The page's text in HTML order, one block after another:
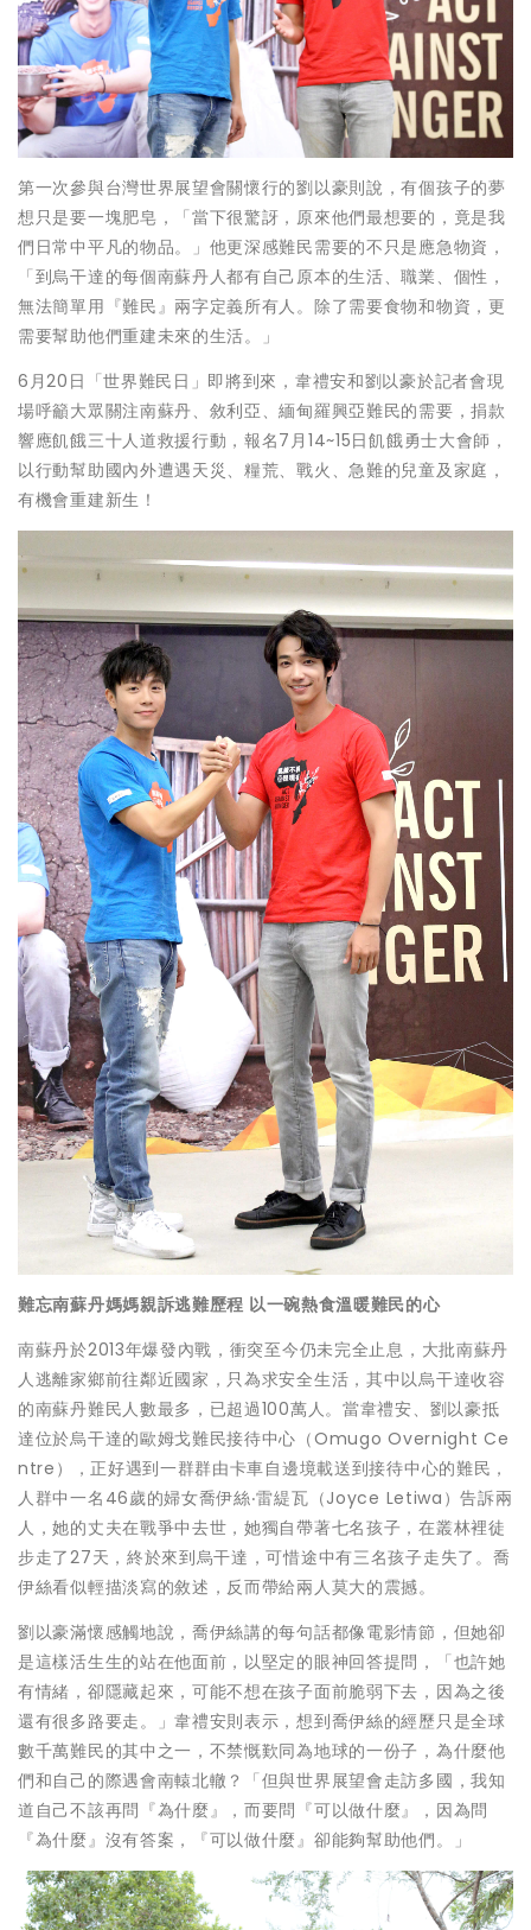
第一次參與台灣世界展望會關懷行的劉以豪則說，有個孩子的夢
想只是要一塊肥皂，「當下很驚訝，原來他們最想要的，竟是我
們日常中平凡的物品。」他更深感難民需要的不只是應急物資，
「到烏干達的每個南蘇丹人都有自己原本的生活、職業、個性，
無法簡單用『難民』兩字定義所有人。除了需要食物和物資，更
需要幫助他們重建未來的生活。」
6月20日「世界難民日」即將到來，韋禮安和劉以豪於記者會現
場呼籲大眾關注南蘇丹、敘利亞、緬甸羅興亞難民的需要，捐款
響應飢餓三十人道救援行動，報名7月14~15日飢餓勇士大會師，
以行動幫助國內外遭遇天災、糧荒、戰火、急難的兒童及家庭，
有機會重建新生！
難忘南蘇丹媽媽親訴逃難歷程 以一碗熱食溫暖難民的心
南蘇丹於2013年爆發內戰，衝突至今仍未完全止息，大批南蘇丹
人逃離家鄉前往鄰近國家，只為求安全生活，其中以烏干達收容
的南蘇丹難民人數最多，已超過100萬人。當韋禮安、劉以豪抵
達位於烏干達的歐姆戈難民接待中心（Omugo Overnight Ce
ntre），正好遇到一群群由卡車自邊境載送到接待中心的難民，
人群中一名46歲的婦女喬伊絲‧雷緹瓦（Joyce Letiwa）告訴兩
人，她的丈夫在戰爭中去世，她獨自帶著七名孩子，在叢林裡徒
步走了27天，終於來到烏干達，可惜途中有三名孩子走失了。喬
伊絲看似輕描淡寫的敘述，反而帶給兩人莫大的震撼。
劉以豪滿懷感觸地說，喬伊絲講的每句話都像電影情節，但她卻
是這樣活生生的站在他面前，以堅定的眼神回答提問，「也許她
有情緒，卻隱藏起來，可能不想在孩子面前脆弱下去，因為之後
還有很多路要走。」韋禮安則表示，想到喬伊絲的經歷只是全球
數千萬難民的其中之一，不禁慨歎同為地球的一份子，為什麼他
們和自己的際遇會南轅北轍？「但與世界展望會走訪多國，我知
道自己不該再問『為什麼』，而要問『可以做什麼』，因為問
『為什麼』沒有答案，『可以做什麼』卻能夠幫助他們。」